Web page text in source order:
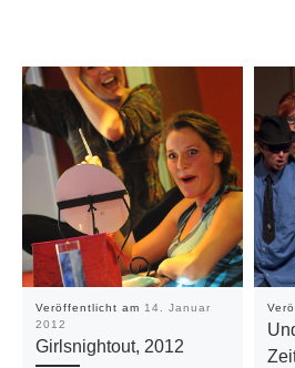
Veröffentlicht am 14. Januar
2012
Girlsnightout, 2012